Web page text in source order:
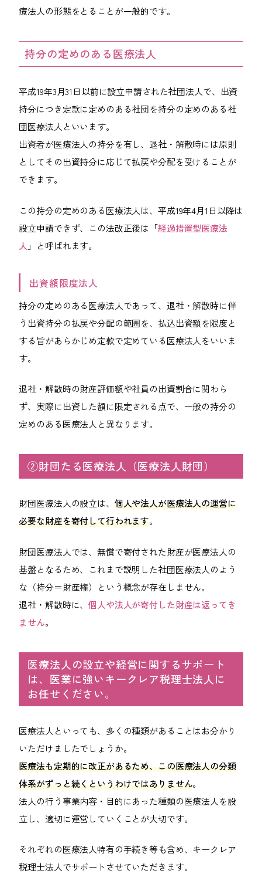
療法人の形態をとることが一般的です。
持分の定めのある医療法人
平成19年3月31日以前に設立申請された社団法人で、出資
持分につき定款に定めのある社団を持分の定めのある社
団医療法人といいます。
出資者が医療法人の持分を有し、退社・解散時には原則
としてその出資持分に応じて払戻や分配を受けることが
できます。
この持分の定めのある医療法人は、平成19年4月1日以降は
設立申請できず、この法改正後は「経過措置型医療法
人 」と呼ばれます。
出資額限度法人
持分の定めのある医療法人であって、退社・解散時に伴
う出資持分の払戻や分配の範囲を、払込出資額を限度と
する旨があらかじめ定款で定めている医療法人をいいま
す。
退社・解散時の財産評価額や社員の出資割合に関わら
ず、実際に出資した額に限定される点で、一般の持分の
定めのある医療法人と異なります。
②財団たる医療法人（医療法人財団）
財団医療法人の設立は、 個人や法人が医療法人の運営に
必要な財産を寄付して行われます。
財団医療法人では、無償で寄付された財産が医療法人の
基盤となるため、これまで説明した社団医療法人のよう
な（持分＝財産権）という概念が存在しません。
退社・解散時に、個人や法人が寄付した財産は返ってき
ません。
医療法人の設立や経営に関するサポート
は、医業に強いキークレア税理士法人に
お任せください。
医療法人といっても、多くの種類があることはお分かり
いただけましたでしょうか。
医療法も定期的に改正があるため、この医療法人の分類
体系がずっと続くというわけではありません。
法人の行う事業内容・目的にあった種類の医療法人を設
立し、適切に運営していくことが大切です。
それぞれの医療法人特有の手続き等も含め、キークレア
税理士法人でサポートさせていただきます。